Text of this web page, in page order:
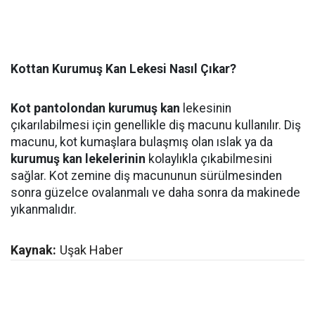
Kottan Kurumuş Kan Lekesi Nasıl Çıkar?
Kot pantolondan kurumuş kan lekesinin
çıkarılabilmesi için genellikle diş macunu kullanılır. Diş
macunu, kot kumaşlara bulaşmış olan ıslak ya da
kurumuş kan lekelerinin kolaylıkla çıkabilmesini
sağlar. Kot zemine diş macununun sürülmesinden
sonra güzelce ovalanmalı ve daha sonra da makinede
yıkanmalıdır.
Kaynak: Uşak Haber